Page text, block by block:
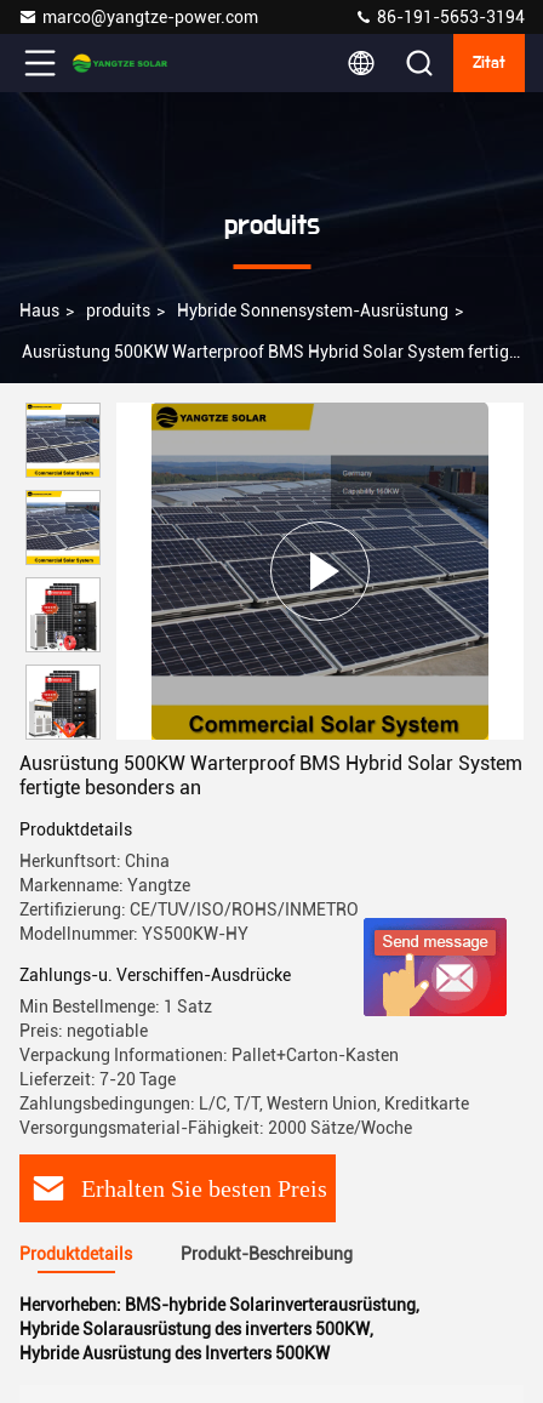
marco@yangtze-power.com 86-191-5653-3194
Zitat
produits
Haus > produits > Hybride Sonnensystem-Ausrüstung >
Ausrüstung 500KW Warterproof BMS Hybrid Solar System fertigte
Ausrüstung 500KW Warterproof BMS Hybrid Solar System
fertigte besonders an
Produktdetails
Herkunftsort: China
Markenname: Yangtze
Zertifizierung: CE/TUV/ISO/ROHS/INMETRO
Modellnummer: YS500KW-HY
Zahlungs-u. Verschiffen-Ausdrücke
Min Bestellmenge: 1 Satz
Preis: negotiable
Verpackung Informationen: Pallet+Carton-Kasten
Lieferzeit: 7-20 Tage
Zahlungsbedingungen: L/C, T/T, Western Union, Kreditkarte
Versorgungsmaterial-Fähigkeit: 2000 Sätze/Woche
Erhalten Sie besten Preis
Produktdetails Produkt-Beschreibung
Hervorheben: BMS-hybride Solarinverterausrüstung,
Hybride Solarausrüstung des inverters 500KW,
Hybride Ausrüstung des Inverters 500KW